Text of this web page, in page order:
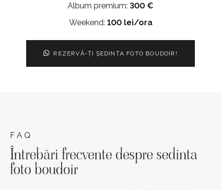
Album premium: 300 €
Weekend: 100 lei/ora
REZERVĂ-ȚI ȘEDINȚA FOTO BOUDOIR!
F A Q
Întrebări frecvente despre sedinta
foto boudoir